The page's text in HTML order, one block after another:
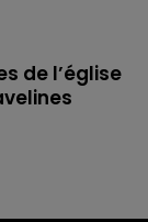
de l’église